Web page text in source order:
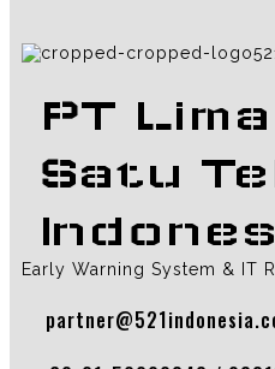
PT
Satu
Early Warning System & IT